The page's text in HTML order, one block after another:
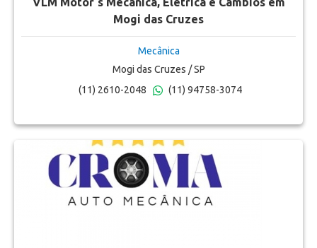
Mogi das Cruzes
Mecânica
Mogi das Cruzes / SP
(11) 2610-2048
(11) 94758-3074